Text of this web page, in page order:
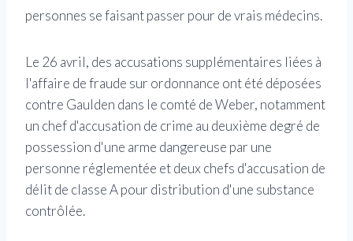
personnes se faisant passer pour de vrais médecins.
Le 26 avril, des accusations supplémentaires liées à
l'affaire de fraude sur ordonnance ont été déposées
contre Gaulden dans le comté de Weber, notamment
un chef d'accusation de crime au deuxième degré de
possession d'une arme dangereuse par une
personne réglementée et deux chefs d'accusation de
délit de classe A pour distribution d'une substance
contrôlée.